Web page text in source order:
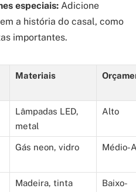
especiais: Adicione
a história do casal, como
importantes.
Materiais
Lâmpadas LED,
metal
Alto
Gás neon, vidro Médio-
Madeira, tinta
Baixo-